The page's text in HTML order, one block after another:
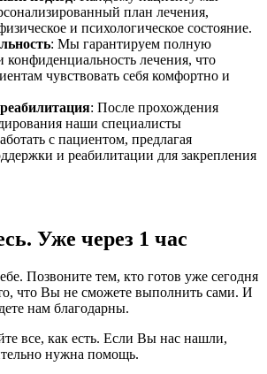
план лечения,
и психологическое состояние.
: Мы гарантируем полную
конфиденциальность лечения, что
чувствовать себя комфортно и
: После прохождения
наши специалисты
с пациентом, предлагая
и реабилитации для закрепления
Уже через 1 час
Позвоните тем, кто готов уже сегодня
что Вы не сможете выполнить сами. И
нам благодарны.
все, как есть. Если Вы нас нашли,
нужна помощь.